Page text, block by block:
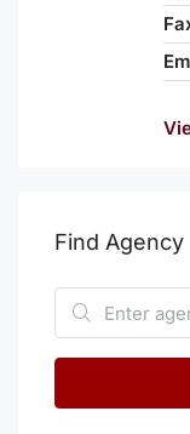
Find Agency